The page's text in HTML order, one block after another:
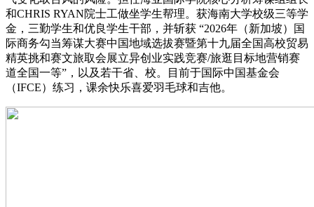
和CHRIS RYAN院士工做坐学生帮理。获海南大学校级三等学
金，三勤学生和优良学生干部，并斩获 “2026年（新加坡）国
际商务勾当筹谋大赛中国地域选拔赛暨第十九届全国高校贸易
精英挑和赛文旅取会展立异创业实践竞赛/旅逛目标地营销赛
道全国一等”，以及若干省、校。目前于国际中国基金会
（IFCE）练习，课余快乐喜爱羽毛球和吉他。